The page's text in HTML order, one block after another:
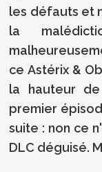
les défauts et
la
ce Astérix &
la hauteur
premier
suite : non ce
DLC déguisé.